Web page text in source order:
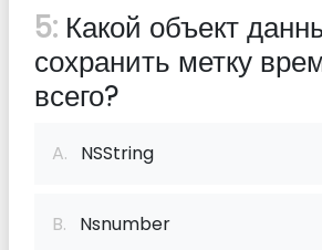
5: Какой объект
сохранить метку
всего?
A. NSString
B. Nsnumber